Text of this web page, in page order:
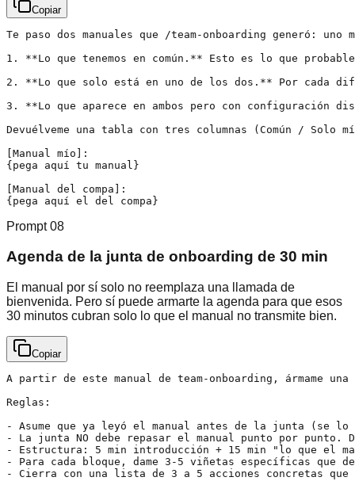
Copiar
Te paso dos manuales que /team-onboarding generó:
1. **Lo que tenemos en común.** Esto es lo que
2. **Lo que solo está en uno de los dos.** Por cada
3. **Lo que aparece en ambos pero con configuración
Devuélveme una tabla con tres columnas (Común /
[Manual mío]:
{pega aquí tu manual}
[Manual del compa]:
{pega aquí el del compa}
Prompt08
Agenda de la junta de onboarding de 30 min
El manual por sí solo no reemplaza una llamada de
bienvenida. Pero sí puede armarte la agenda para que esos
30 minutos cubran solo lo que el manual no transmite bien.
Copiar
A partir de este manual de team-onboarding, ármame
Reglas:
- Asume que ya leyó el manual antes de la junta (se lo
- La junta NO debe repasar el manual punto por
- Estructura: 5 min introducción + 15 min "lo que el
- Para cada bloque, dame 3-5 viñetas específicas que
- Cierra con una lista de 3 a 5 acciones concretas